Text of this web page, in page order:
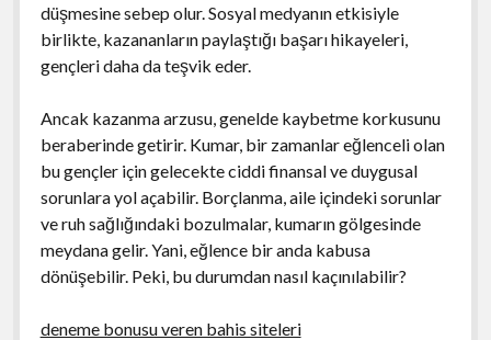
düşmesine sebep olur. Sosyal medyanın etkisiyle
birlikte, kazananların paylaştığı başarı hikayeleri,
gençleri daha da teşvik eder.
Ancak kazanma arzusu, genelde kaybetme korkusunu
beraberinde getirir. Kumar, bir zamanlar eğlenceli olan
bu gençler için gelecekte ciddi finansal ve duygusal
sorunlara yol açabilir. Borçlanma, aile içindeki sorunlar
ve ruh sağlığındaki bozulmalar, kumarın gölgesinde
meydana gelir. Yani, eğlence bir anda kabusa
dönüşebilir. Peki, bu durumdan nasıl kaçınılabilir?
deneme bonusu veren bahis siteleri